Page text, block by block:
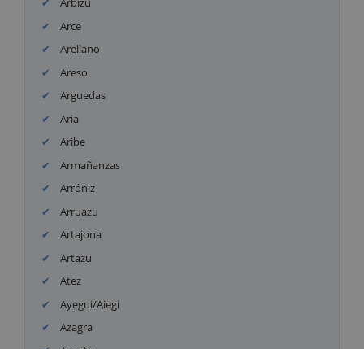
Arce
Arellano
Areso
Arguedas
Aria
Aribe
Armañanzas
Arróniz
Arruazu
Artajona
Artazu
Atez
Ayegui/Aiegi
Azagra